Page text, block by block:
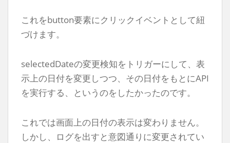
これをbutton要素にクリックイベントとして紐
づけます。
selectedDateの変更検知をトリガーにして、表
示上の日付を変更しつつ、その日付をもとにAPI
を実行する、というのをしたかったのです。
これでは画面上の日付の表示は変わりません。
しかし、ログを出すと意図通りに変更されてい